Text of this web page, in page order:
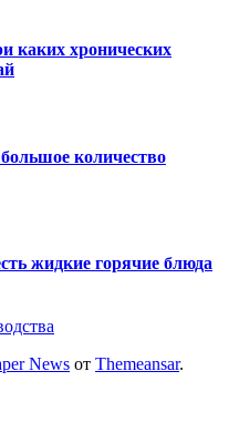
каких хронических
количество
жидкие горячие блюда
News от Themeansar.